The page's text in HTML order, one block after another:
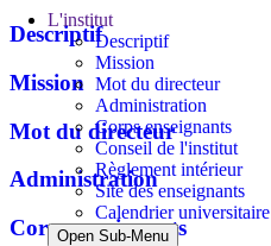
L'institut
Descriptif
Mission
Mot du directeur
Administration
Corps enseignants
Conseil de l'institut
Règlement intérieur
Site des enseignants
Calendrier universitaire
Open Sub-Menu
Descriptif
Mission
Mot du directeur
Administration
Corps enseignants